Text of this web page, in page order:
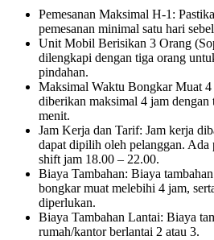
Pemesanan Maksimal H-1:
pemesanan minimal satu hari
Unit Mobil Berisikan 3 Orang
dilengkapi dengan tiga orang
pindahan.
Maksimal Waktu Bongkar Muat
diberikan maksimal 4 jam
menit.
Jam Kerja dan Tarif: Jam kerja
dapat dipilih oleh pelanggan.
shift jam 18.00 – 22.00.
Biaya Tambahan: Biaya
bongkar muat melebihi 4 jam,
diperlukan.
Biaya Tambahan Lantai: Biaya
rumah/kantor berlantai 2 atau 3.